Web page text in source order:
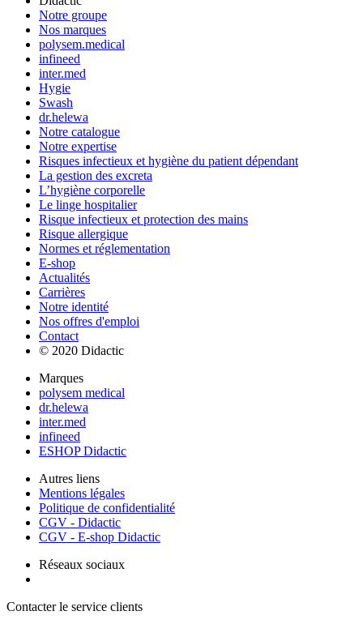
Notre groupe
Nos marques
polysem.medical
infineed
inter.med
Hygie
Swash
dr.helewa
Notre catalogue
Notre expertise
Risques infectieux et hygiène du patient dépendant
La gestion des excreta
L’hygiène corporelle
Le linge hospitalier
Risque infectieux et protection des mains
Risque allergique
Normes et réglementation
E-shop
Actualités
Carrières
Notre identité
Nos offres d'emploi
Contact
© 2020 Didactic
Marques
polysem medical
dr.helewa
inter.med
infineed
ESHOP Didactic
Autres liens
Mentions légales
Politique de confidentialité
CGV - Didactic
CGV - E-shop Didactic
Réseaux sociaux
Contacter le service clients